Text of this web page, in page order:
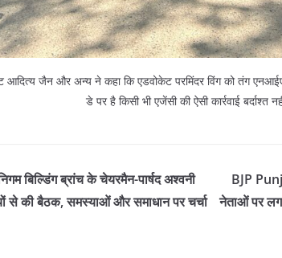
आदित्य जैन और अन्य ने कहा कि एडवोकेट परमिंदर विंग को तंग
डे पर है किसी भी एजेंसी की ऐसी कार्रवाई बर्दाश्त
बिल्डिंग ब्रांच के चेयरमैन-पार्षद अश्वनी
से की बैठक, समस्याओं और समाधान पर चर्चा
BJP
नेताओं पर